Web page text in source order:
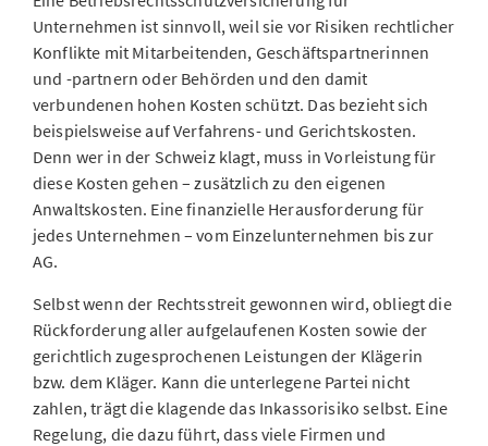
Unternehmen ist sinnvoll, weil sie vor Risiken rechtlicher
Konflikte mit Mitarbeitenden, Geschäftspartnerinnen
und -partnern oder Behörden und den damit
verbundenen hohen Kosten schützt. Das bezieht sich
beispielsweise auf Verfahrens- und Gerichtskosten.
Denn wer in der Schweiz klagt, muss in Vorleistung für
diese Kosten gehen – zusätzlich zu den eigenen
Anwaltskosten. Eine finanzielle Herausforderung für
jedes Unternehmen – vom Einzelunternehmen bis zur
AG.
Selbst wenn der Rechtsstreit gewonnen wird, obliegt die
Rückforderung aller aufgelaufenen Kosten sowie der
gerichtlich zugesprochenen Leistungen der Klägerin
bzw. dem Kläger. Kann die unterlegene Partei nicht
zahlen, trägt die klagende das Inkassorisiko selbst. Eine
Regelung, die dazu führt, dass viele Firmen und